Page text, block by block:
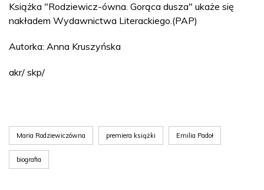
Książka "Rodziewicz-ówna. Gorąca dusza" ukaże się
nakładem Wydawnictwa Literackiego.(PAP)
Autorka: Anna Kruszyńska
akr/ skp/
Maria Rodziewiczówna premiera książki Emilia Padoł
biografia